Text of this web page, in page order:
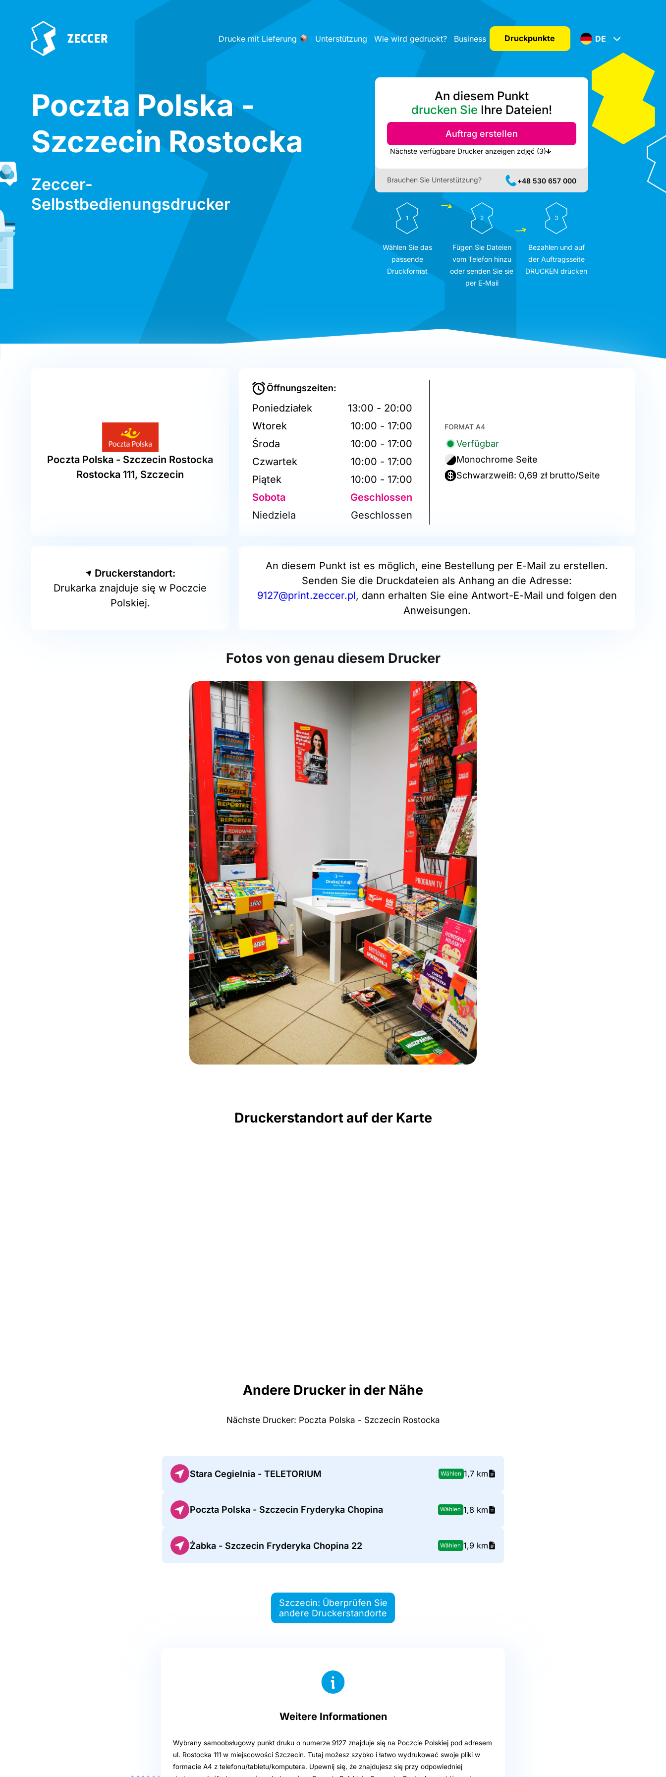
Drucke mit Lieferung Unterstützung Wie wird gedruckt? Business Druckpunkte DE
Poczta Polska -
Szczecin Rostocka
Zeccer-
Selbstbedienungsdrucker
An diesem Punkt
drucken Sie Ihre Dateien!
Auftrag erstellen
Nächste verfügbare Drucker anzeigen zdjęć (3)
Brauchen Sie Unterstützung? +48 530 657 000
1
Wählen Sie das
passende
Druckformat
2
Fügen Sie Dateien
vom Telefon hinzu
oder senden Sie sie
per E-Mail
3
Bezahlen und auf
der Auftragsseite
DRUCKEN drücken
Poczta Polska - Szczecin Rostocka
Rostocka 111, Szczecin
Öffnungszeiten:
Poniedziałek
13:00 - 20:00
Wtorek
10:00 - 17:00
Środa
10:00 - 17:00
Czwartek
10:00 - 17:00
Piątek
10:00 - 17:00
Sobota
Geschlossen
Niedziela
Geschlossen
FORMAT A4
Verfügbar
Monochrome Seite
Schwarzweiß: 0,69 zł brutto/Seite
Druckerstandort:
Drukarka znajduje się w Poczcie
Polskiej.
An diesem Punkt ist es möglich, eine Bestellung per E-Mail zu erstellen.
Senden Sie die Druckdateien als Anhang an die Adresse:
9127@print.zeccer.pl, dann erhalten Sie eine Antwort-E-Mail und folgen den
Anweisungen.
Fotos von genau diesem Drucker
Druckerstandort auf der Karte
Andere Drucker in der Nähe
Nächste Drucker: Poczta Polska - Szczecin Rostocka
Stara Cegielnia - TELETORIUM Wählen 1,7 km
Poczta Polska - Szczecin Fryderyka Chopina Wählen 1,8 km
Żabka - Szczecin Fryderyka Chopina 22 Wählen 1,9 km
Szczecin: Überprüfen Sie
andere Druckerstandorte
Weitere Informationen
Wybrany samoobsługowy punkt druku o numerze 9127 znajduje się na Poczcie Polskiej pod adresem
ul. Rostocka 111 w miejscowości Szczecin. Tutaj możesz szybko i łatwo wydrukować swoje pliki w
formacie A4 z telefonu/tabletu/komputera. Upewnij się, że znajdujesz się przy odpowiedniej